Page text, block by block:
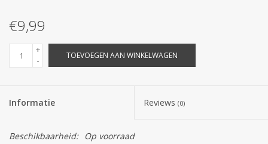
€9,99
+
-
TOEVOEGEN AAN WINKELWAGEN
Informatie Reviews (0)
Beschikbaarheid: Op voorraad